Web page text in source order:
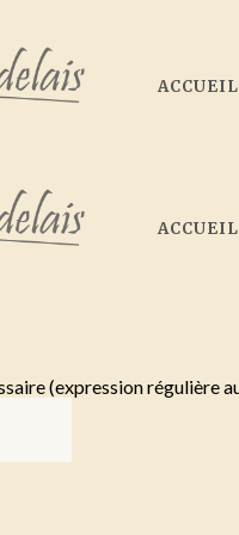
ACCUEIL
ACCUEIL
(expression régulière